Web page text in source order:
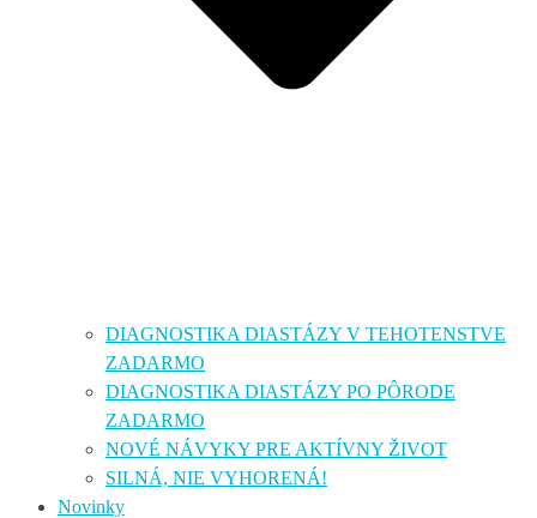
DIAGNOSTIKA DIASTÁZY V TEHOTENSTVE
ZADARMO
DIAGNOSTIKA DIASTÁZY PO PÔRODE
ZADARMO
NOVÉ NÁVYKY PRE AKTÍVNY ŽIVOT
SILNÁ, NIE VYHORENÁ!
Novinky